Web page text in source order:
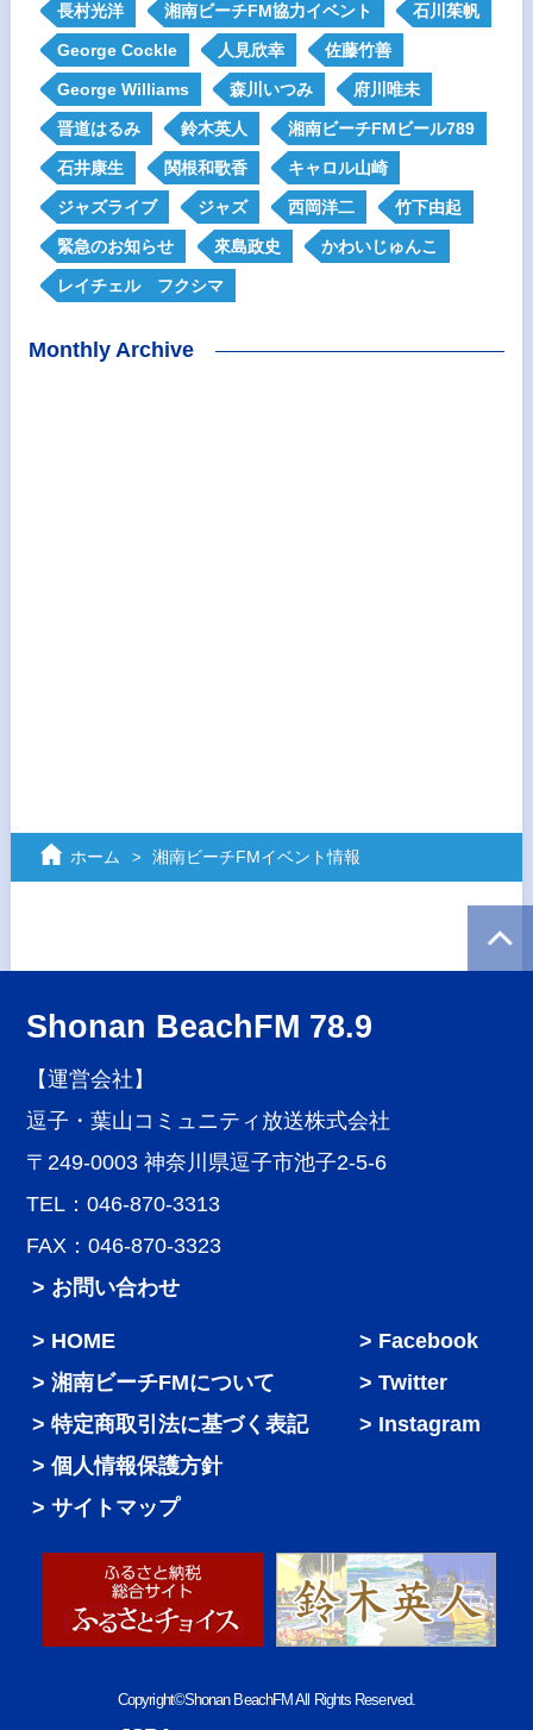
長村光洋 湘南ビーチFM協力イベント 石川茱帆
George Cockle 人見欣幸 佐藤竹善
George Williams 森川いつみ 府川唯未
晋道はるみ 鈴木英人 湘南ビーチFMビール789
石井康生 関根和歌香 キャロル山崎
ジャズライブ ジャズ 西岡洋二 竹下由起
緊急のお知らせ 來島政史 かわいじゅんこ
レイチェル フクシマ
Monthly Archive
ホーム 湘南ビーチFMイベント情報
Shonan BeachFM 78.9
【運営会社】
逗子・葉山コミュニティ放送株式会社
〒249-0003 神奈川県逗子市池子2-5-6
TEL：046-870-3313
FAX：046-870-3323
> お問い合わせ
HOME
湘南ビーチFMについて
特定商取引法に基づく表記
個人情報保護方針
サイトマップ
Facebook
Twitter
Instagram
Copyright©Shonan BeachFM All Rights Reserved.